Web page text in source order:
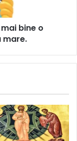
bine o
mare.